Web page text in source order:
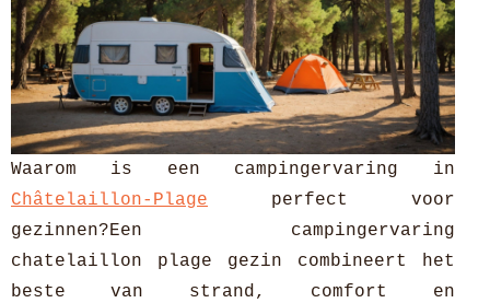
Waarom is een campingervaring in
Châtelaillon-Plage perfect voor
gezinnen?Een campingervaring
chatelaillon plage gezin combineert het
beste van strand, comfort en